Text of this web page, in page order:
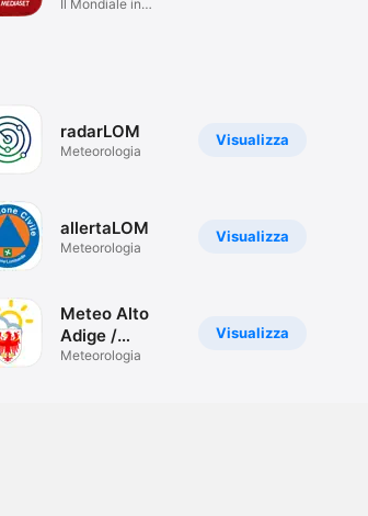
2018
Il Mondiale in
Visualizza
radarLOM
Meteorologia
Visualizza
allertaLOM
Meteorologia
Visualizza
Meteo Alto
Adige /
Südtirol
Meteorologia